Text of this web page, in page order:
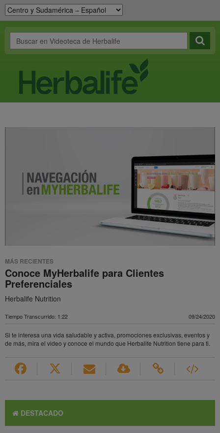
MÁS RECIENTES
Conoce MyHerbalife para Clientes
Preferenciales
Herbalife Nutrition
Tiempo Transcurrido: 1:22 09/24/2020
Si te interesa una vida saludable y activa, promociones exclusivas, eventos y
de más, mira el video y conoce el mundo que Herbalife Nutrition tiene para ti.
DESTACADO